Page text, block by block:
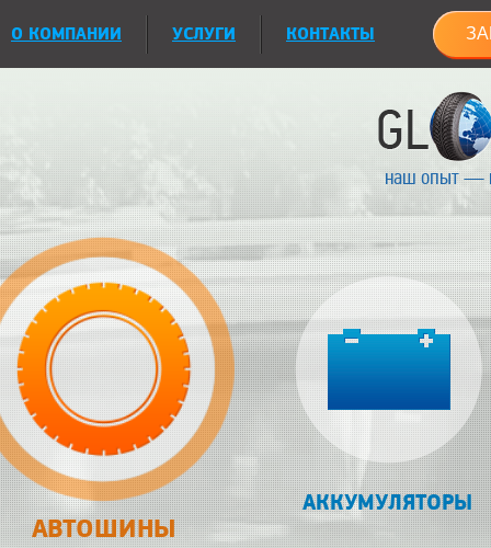
О КОМПАНИИ УСЛУГИ КОНТАКТЫ
наш опыт —
АВТОШИНЫ
АККУМУЛЯТОРЫ